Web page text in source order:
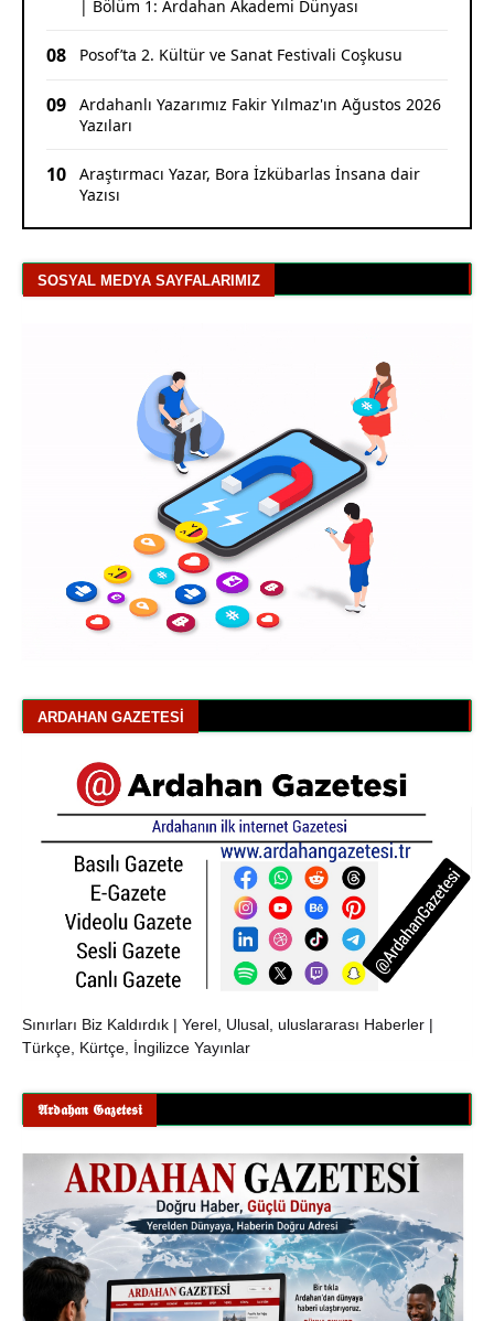
| Bölüm 1: Ardahan Akademi Dünyası
08 Posof’ta 2. Kültür ve Sanat Festivali Coşkusu
09
Ardahanlı Yazarımız Fakir Yılmaz'ın Ağustos 2026
Yazıları
10
Araştırmacı Yazar, Bora İzkübarlas İnsana dair
Yazısı
SOSYAL MEDYA SAYFALARIMIZ
ARDAHAN GAZETESI
Sınırları Biz Kaldırdık | Yerel, Ulusal, uluslararası Haberler |
Türkçe, Kürtçe, İngilizce Yayınlar
𝕬𝖗𝖉𝖆𝖍𝖆𝖓 𝕲𝖆𝖟𝖊𝖙𝖊𝖘𝖎